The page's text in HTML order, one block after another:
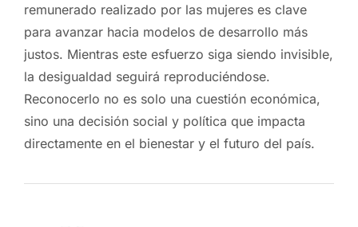
remunerado realizado por las mujeres es clave
para avanzar hacia modelos de desarrollo más
justos. Mientras este esfuerzo siga siendo invisible,
la desigualdad seguirá reproduciéndose.
Reconocerlo no es solo una cuestión económica,
sino una decisión social y política que impacta
directamente en el bienestar y el futuro del país.